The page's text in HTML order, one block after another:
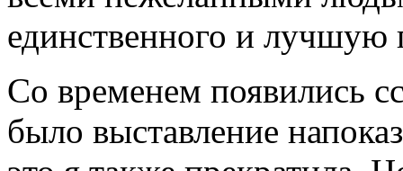
единственного и лучшую
Со временем появились
было выставление